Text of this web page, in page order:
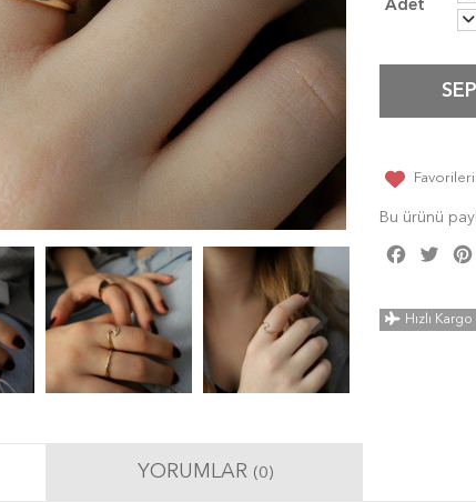
Bu ürünü
Facebook
Hızlı Kargo
YORUMLAR (0)